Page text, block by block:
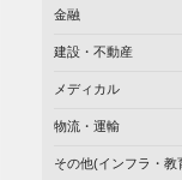
金融
建設・不動産
メディカル
物流・運輸
その他(インフラ・教